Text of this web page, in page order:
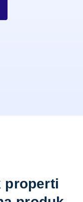
properti